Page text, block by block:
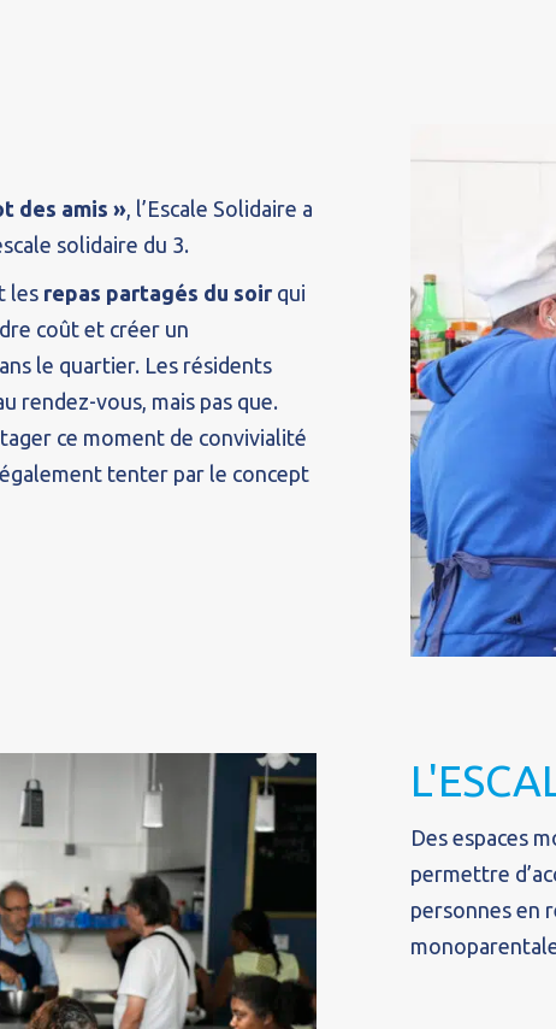
des amis », l’Escale Solidaire a
solidaire du 3.
les repas partagés du soir qui
coût et créer un
le quartier. Les résidents
rendez-vous, mais pas que.
ce moment de convivialité
tenter par le concept
Des espaces
permettre
personnes en